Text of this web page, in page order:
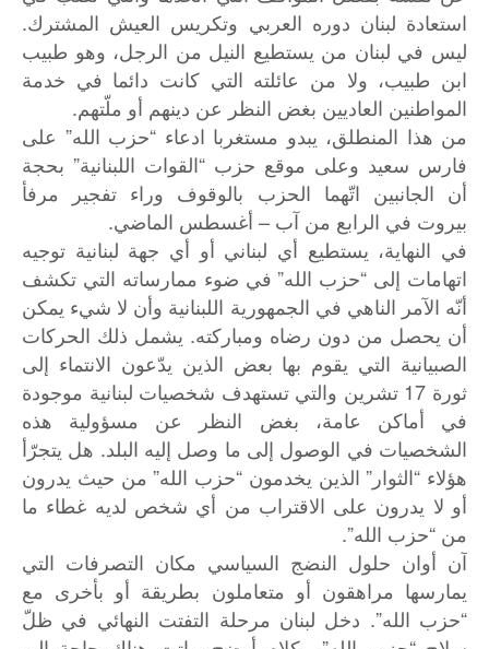
استعادة لبنان دوره العربي وتكريس العيش المشترك.
ليس في لبنان من يستطيع النيل من الرجل، وهو طبيب
ابن طبيب، ولا من عائلته التي كانت دائما في خدمة
المواطنين العاديين بغض النظر عن دينهم أو ملّتهم.
من هذا المنطلق، يبدو مستغربا ادعاء “حزب الله” على
فارس سعيد وعلى موقع حزب “القوات اللبنانية” بحجة
أن الجانبين اتّهما الحزب بالوقوف وراء تفجير مرفأ
بيروت في الرابع من آب – أغسطس الماضي.
في النهاية، يستطيع أي لبناني أو أي جهة لبنانية توجيه
اتهامات إلى “حزب الله” في ضوء ممارساته التي تكشف
أنّه الآمر الناهي في الجمهورية اللبنانية وأن لا شيء يمكن
أن يحصل من دون رضاه ومباركته. يشمل ذلك الحركات
الصبيانية التي يقوم بها بعض الذين يدّعون الانتماء إلى
ثورة 17 تشرين والتي تستهدف شخصيات لبنانية موجودة
في أماكن عامة، بغض النظر عن مسؤولية هذه
الشخصيات في الوصول إلى ما وصل إليه البلد. هل يتجرّأ
هؤلاء “الثوار” الذين يخدمون “حزب الله” من حيث يدرون
أو لا يدرون على الاقتراب من أي شخص لديه غطاء ما
من “حزب الله”.
آن أوان حلول النضج السياسي مكان التصرفات التي
يمارسها مراهقون أو متعاملون بطريقة أو بأخرى مع
“حزب الله”. دخل لبنان مرحلة التفتت النهائي في ظلّ